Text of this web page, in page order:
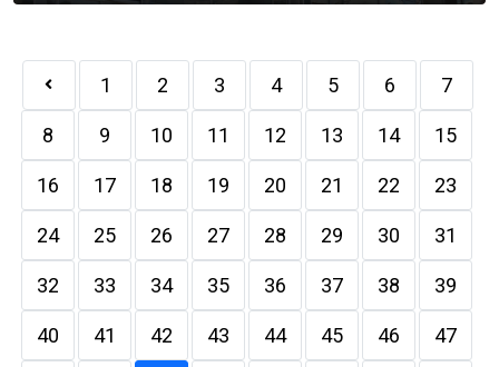
1 2 3 4 5 6 7
8 9 10 11 12 13 14 15
16 17 18 19 20 21 22 23
24 25 26 27 28 29 30 31
32 33 34 35 36 37 38 39
40 41 42 43 44 45 46 47